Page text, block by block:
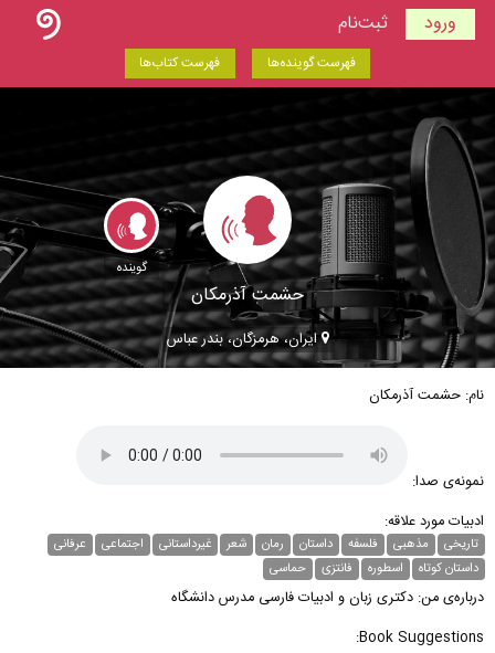
ورود ثبت‌نام
فهرست گوینده‌ها فهرست کتاب‌ها
گوینده
حشمت آذرمکان
ایران، هرمزگان، بندر عباس
نام: حشمت آذرمکان
نمونه‌ی صدا:
ادبیات مورد علاقه:
تاریخی مذهبی فلسفه داستان رمان شعر غیر‌داستانی اجتماعی
عرفانی
داستان کوتاه
اسطوره فانتزی حماسی
درباره‌ی من: دکتری زبان و ادبیات فارسی مدرس دانشگاه
Book Suggestions: